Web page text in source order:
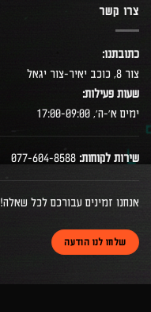
צרו קשר
כתובתנו:
צור 8, כוכב יאיר-צור יגאל
שעות פעילות:
ימים א׳-ה׳, 17:00-09:00
שירות לקוחות:
אנחנו זמינים עבורכם לכל שאלה!
שלחו לנו הודעה